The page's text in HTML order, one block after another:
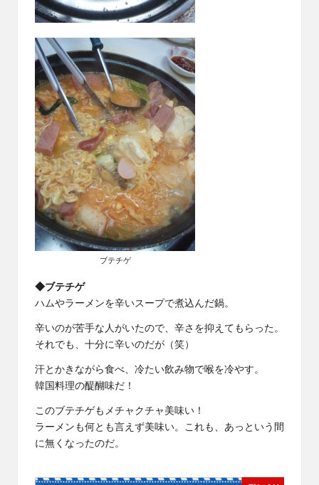
ブテチゲ
◆ブテチゲ
ハムやラーメンを辛いスープで煮込んだ鍋。
辛いのが苦手な人がいたので、辛さを抑えてもらった。
それでも、十分に辛いのだが（笑）
汗とかきながら食べ、冷たい飲み物で喉を冷やす。
韓国料理の醍醐味だ！
このブテチゲもメチャクチャ美味い！
ラーメンも何とも言えず美味い。これも、あっという間
に無くなったのだ。